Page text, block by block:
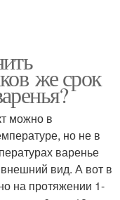
же срок
можно в
но не в
варенье
вид. А вот в
на протяжении 1-